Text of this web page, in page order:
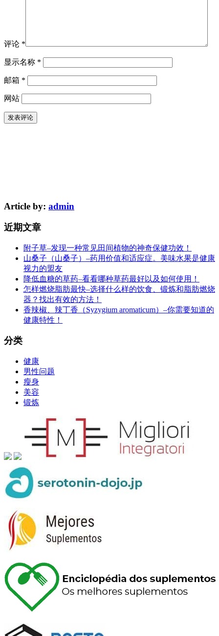
评论 *
显示名称 *
邮箱 *
网站
Article by: admin
近期文章
附子草–发现一种常见田间植物的神奇保健功效！
山桑子（山桑子）–药用价值和适应症。美味水果是健康
视力的盟友
降低血糖的草药–看看哪种草药最好以及如何使用！
怎样燃烧脂肪最快–选择什么样的饮食、锻炼和脂肪燃烧
器？找出有效的方法！
香辣椒、辣丁香（Syzygium aromaticum）–你需要知道的
健康特性！
分类
健康
男性问题
瘦身
美容
锻炼